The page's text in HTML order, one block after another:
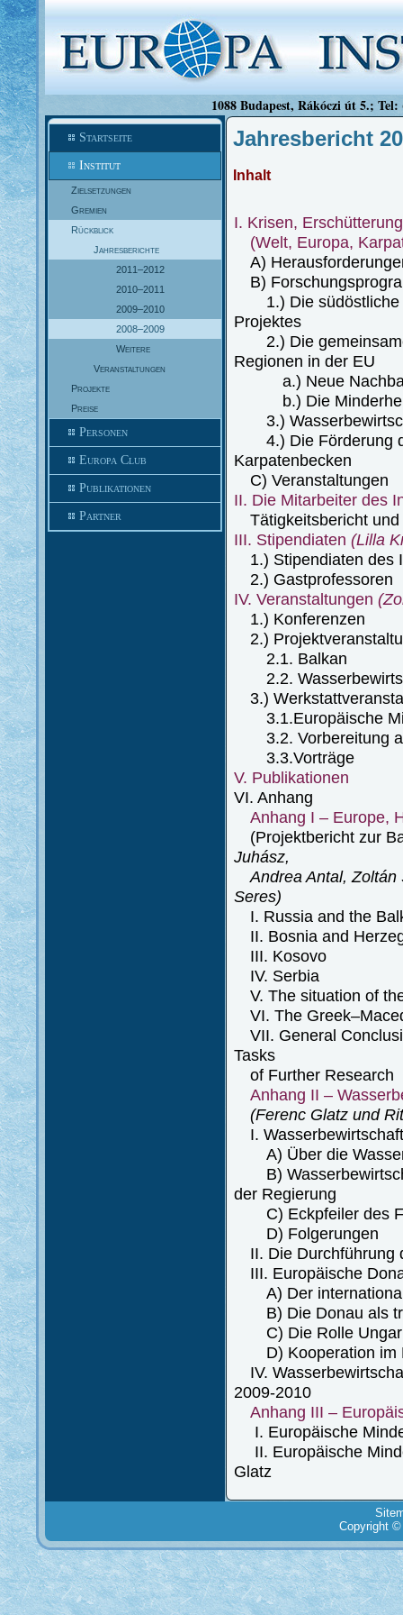
1088 Budapest, Rákóczi út 5.;
Startseite
Institut
Zielsetzungen
Gremien
Rückblick
Jahresberichte
2011–2012
2010–2011
2009–2010
2008–2009
Weitere
Veranstaltungen
Projekte
Preise
Personen
Europa Club
Publikationen
Partner
Jahresbericht
Inhalt
I. Krisen,
(Welt, Europa,
A)
B)
1.) Die südöstliche
Projektes
2.) Die
Regionen in der EU
a.) Neue
b.) Die
3.)
4.) Die Förderung
Karpatenbecken
C) Veranstaltungen
II. Die Mitarbeiter des
Tätigkeitsbericht und
III. Stipendiaten (Lilla
1.) Stipendiaten des
2.) Gastprofessoren
IV. Veranstaltungen
1.) Konferenzen
2.)
2.1. Balkan
2.2.
3.)
3.1.Europäische
3.2. Vorbereitung
3.3.Vorträge
V. Publikationen
VI. Anhang
Anhang I – Europe,
(Projektbericht zur
Juhász,
Andrea Antal, Zoltán
Seres)
I. Russia and the
II. Bosnia and
III. Kosovo
IV. Serbia
V. The situation of
VI. The
VII. General
Tasks
of Further Research
Anhang II –
(Ferenc Glatz und
I.
A) Über die
B)
der Regierung
C) Eckpfeiler des
D) Folgerungen
II. Die Durchführung
III. Europäische
A) Der
B) Die Donau als
C) Die Rolle
D) Kooperation im
IV.
2009-2010
Anhang III –
I. Europäische
II. Europäische
Glatz
Copyright ©